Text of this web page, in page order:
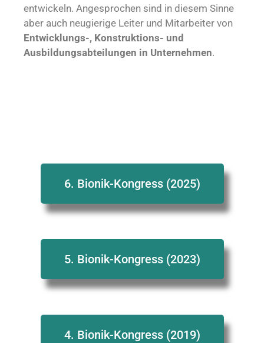
entwickeln. Angesprochen sind in diesem Sinne
aber auch neugierige Leiter und Mitarbeiter von
Entwicklungs-, Konstruktions- und
Ausbildungsabteilungen in Unternehmen.
6. Bionik-Kongress (2025)
5. Bionik-Kongress (2023)
4. Bionik-Kongress (2019)